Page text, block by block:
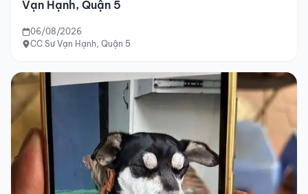
Vạn Hạnh, Quận 5
06/08/2026
CC Sư Vạn Hạnh, Quận 5